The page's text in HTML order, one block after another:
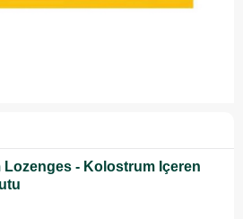
Lozenges - Kolostrum Içeren